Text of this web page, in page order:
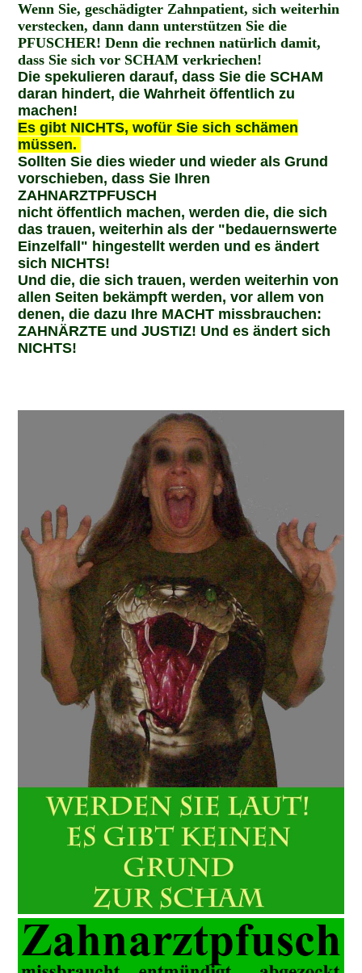
Wenn Sie, geschädigter Zahnpatient, sich weiterhin
verstecken, danndann unterstützen Sie die
PFUSCHER! Denn die rechnen natürlich damit,
dass Sie sich vor SCHAM verkriechen!
Die spekulieren darauf, dass Sie die SCHAM
daran hindert, die Wahrheit öffentlich zu
machen!
Es gibt NICHTS, wofür Sie sich schämen
müssen.
Sollten Sie dies wieder und wieder als Grund
vorschieben, dass Sie Ihren
ZAHNARZTPFUSCH
nicht öffentlich machen, werden die, die sich
das trauen, weiterhin als der "bedauernswerte
Einzelfall" hingestellt werden und es ändert
sich NICHTS!
Und die, die sich trauen, werden weiterhin von
allen Seiten bekämpft werden, vor allem von
denen, die dazu Ihre MACHT missbrauchen:
ZAHNÄRZTE und JUSTIZ! Und es ändert sich
NICHTS!